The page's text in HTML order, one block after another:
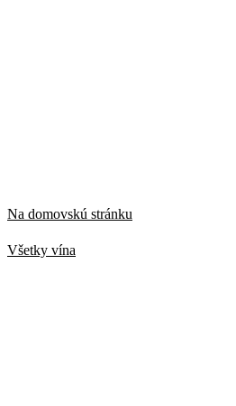
Na domovskú stránku
Všetky vína